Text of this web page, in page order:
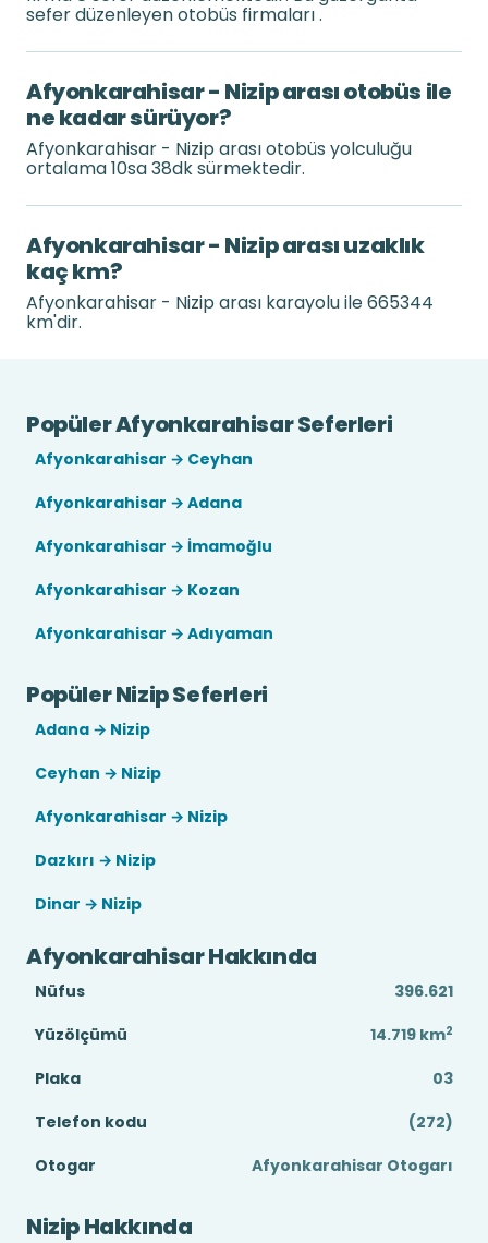
sefer düzenleyen otobüs firmaları .
Afyonkarahisar - Nizip arası otobüs ile
ne kadar sürüyor?
Afyonkarahisar - Nizip arası otobüs yolculuğu
ortalama 10sa 38dk sürmektedir.
Afyonkarahisar - Nizip arası uzaklık
kaç km?
Afyonkarahisar - Nizip arası karayolu ile 665344
km'dir.
Popüler Afyonkarahisar Seferleri
Afyonkarahisar → Ceyhan
Afyonkarahisar → Adana
Afyonkarahisar → İmamoğlu
Afyonkarahisar → Kozan
Afyonkarahisar → Adıyaman
Popüler Nizip Seferleri
Adana → Nizip
Ceyhan → Nizip
Afyonkarahisar → Nizip
Dazkırı → Nizip
Dinar → Nizip
Afyonkarahisar Hakkında
Nüfus
396.621
Yüzölçümü
14.719 km2
Plaka
03
Telefon kodu
(272)
Otogar
Afyonkarahisar Otogarı
Nizip Hakkında